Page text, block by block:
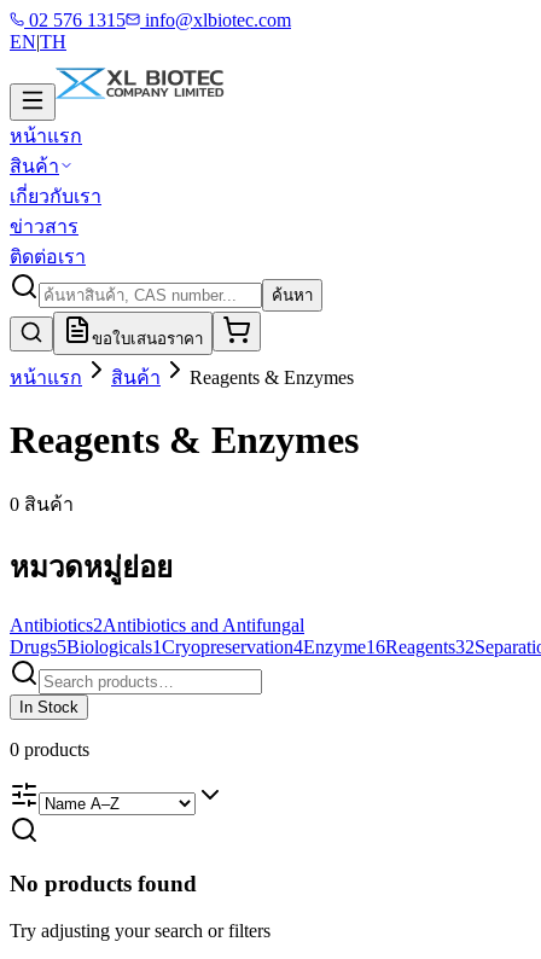
02 576 1315
info@xlbiotec.com
EN|TH
หน้าแรก
สินค้า
เกี่ยวกับเรา
ข่าวสาร
ติดต่อเรา
ค้นหา
ขอใบเสนอราคา
หน้าแรก สินค้า Reagents & Enzymes
Reagents & Enzymes
0 สินค้า
หมวดหมู่ย่อย
Antibiotics2Antibiotics and Antifungal
Drugs5Biologicals1Cryopreservation4Enzyme16Reagents32
In Stock
0 products
No products found
Try adjusting your search or filters